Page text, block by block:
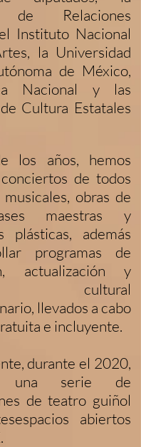
de Relaciones
Instituto Nacional
la Universidad
de México,
Nacional y las
Cultura Estatales
los años, hemos
de todos
obras de
maestras y
plásticas, además
programas de
actualización y
cultural
llevados a cabo
e incluyente.
durante el 2020,
una serie de
de teatro guiñol
abiertos